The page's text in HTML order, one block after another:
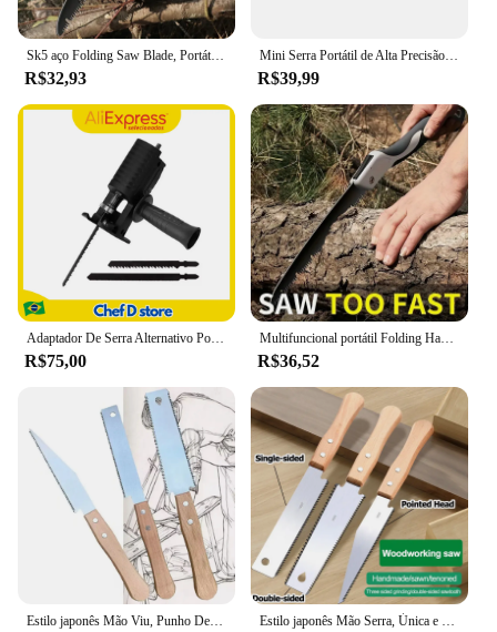
Sk5 aço Folding Saw Blade, Portátil Carpintaria Manual Saw, Sharp e resistente ao desgaste, Ferramenta de exploração ao ar livre, Árvores frutíferas
R$32,93
Mini Serra Portátil de Alta Precisão para Cortes Detalhados
R$39,99
R$75,00
Multifuncional portátil Folding Hand Saw, Outdoor Logging Saw, Ferramentas para Carpintaria, Jardim, Camping, Poda, 1Pc
R$36,52